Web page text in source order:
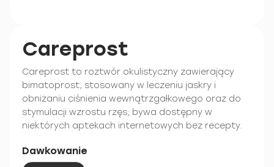
Careprost
Careprost to roztwór okulistyczny zawierający
bimatoprost, stosowany w leczeniu jaskry i
obniżaniu ciśnienia wewnątrzgałkowego oraz do
stymulacji wzrostu rzęs; bywa dostępny w
niektórych aptekach internetowych bez recepty.
Dawkowanie